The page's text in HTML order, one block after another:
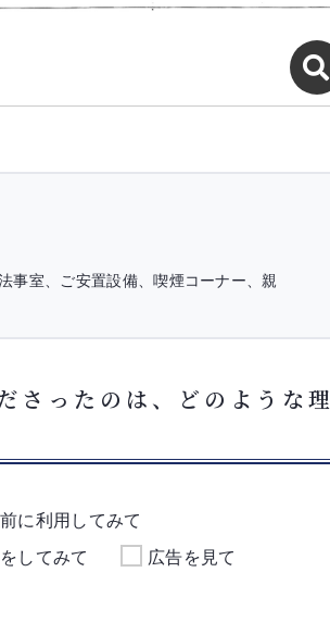
事室、ご安置設備、喫煙コーナー、親
さったのは、どのような理
に利用してみて
してみて
広告を見て